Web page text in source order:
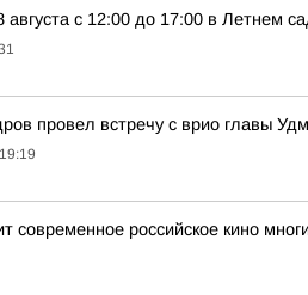
августа с 12:00 до 17:00 в Летнем
провел встречу с врио главы
современное российское кино